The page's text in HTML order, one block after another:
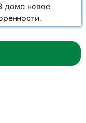
доме новое